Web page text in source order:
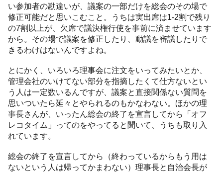
い参加者の勘違いが、議案の一部だけを総会のその場で
修正可能だと思いこむこと。うちは実出席は1-2割で残り
の7割以上が、欠席で議決権行使を事前に済ませています
から。その場で議案を修正したり、動議を審議したりで
きるわけはないんですよね。
とにかく、いろいろ理事会に注文をいってみたいとか、
管理会社のいけてない部分を指摘したくて仕方ないとい
う人は一定数いるんですが、議案と直接関係ない質問を
思いついたら延々とやられるのもかなわない。ほかの理
事長さんが、いったん総会の終了を宣言してから「オフ
レコタイム」ってのをやってると聞いて、うちも取り入
れています。
総会の終了を宣言してから（終わっているからもう用は
ないという人は帰ってかまわない）理事長と自治会長が